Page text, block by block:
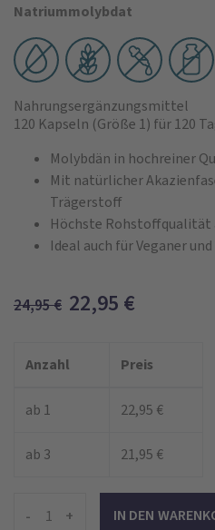
Natriummolybdat
Nahrungsergänzungsmittel
120 Kapseln (Größe 1) für 120
Molybdän in hochreiner
Mit natürlicher
Trägerstoff
Höchste Rohstoffqualität
Ideal auch für Veganer
24,95€ 22,95 €
Anzahl Preis
ab 1 22,95 €
ab 3 21,95 €
- +